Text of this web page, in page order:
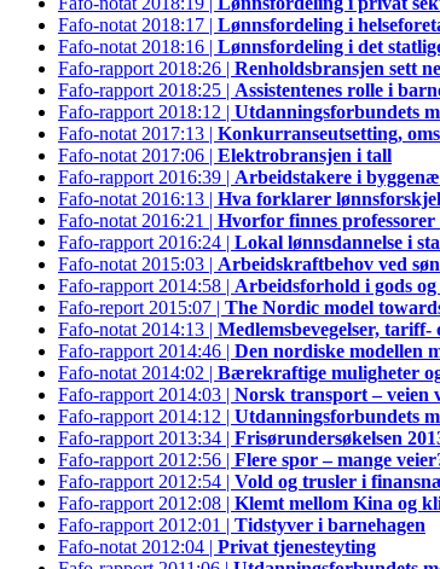
Fafo-notat 2018:17 | Lønnsfordeling i
Fafo-notat 2018:16 | Lønnsfordeling i det
Fafo-rapport 2018:26 | Renholdsbransjen sett
Fafo-rapport 2018:25 | Assistentenes rolle i
Fafo-rapport 2018:12 | Utdanningsforbundets
Fafo-notat 2017:13 | Konkurranseutsetting,
Fafo-notat 2017:06 | Elektrobransjen i tall
Fafo-rapport 2016:39 | Arbeidstakere i
Fafo-notat 2016:13 | Hva forklarer
Fafo-notat 2016:21 | Hvorfor finnes
Fafo-rapport 2016:24 | Lokal lønnsdannelse i
Fafo-notat 2015:03 | Arbeidskraftbehov ved
Fafo-rapport 2014:58 | Arbeidsforhold i gods
Fafo-report 2015:07 | The Nordic model
Fafo-notat 2014:13 | Medlemsbevegelser,
Fafo-rapport 2014:46 | Den nordiske modellen
Fafo-notat 2014:02 | Bærekraftige muligheter
Fafo-rapport 2014:03 | Norsk transport – veien
Fafo-rapport 2014:12 | Utdanningsforbundets
Fafo-rapport 2013:34 | Frisørundersøkelsen
Fafo-rapport 2012:56 | Flere spor – mange
Fafo-rapport 2012:54 | Vold og trusler i
Fafo-rapport 2012:08 | Klemt mellom Kina og
Fafo-rapport 2012:01 | Tidstyver i barnehagen
Fafo-notat 2012:04 | Privat tjenesteyting